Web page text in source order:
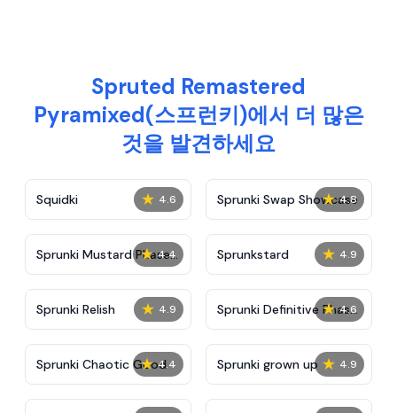
Spruted Remastered
Pyramixed(스프런키)에서 더 많은
것을 발견하세요
★ 4.6
Squidki ★ 4.8
Sprunki Swap Showcase
★ 4.4
Sprunki Mustard Phase
2
★ 4.9
Sprunkstard
★ 4.9
Sprunki Relish ★ 4.6
Sprunki Definitive Phase
7
★ 4.4
Sprunki Chaotic Good ★ 4.9
Sprunki grown up